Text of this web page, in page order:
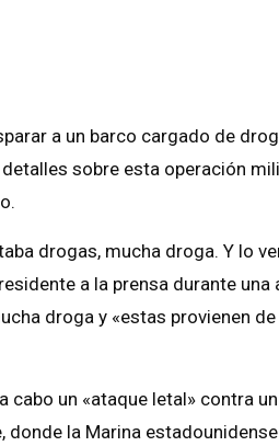
a un barco cargado de
sobre esta operación
drogas, mucha droga. Y lo
a la prensa durante una
droga y «estas provienen de
un «ataque letal» contra
donde la Marina